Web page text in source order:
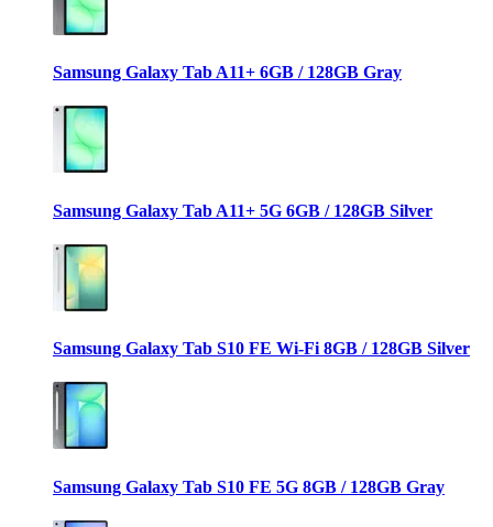
Samsung Galaxy Tab A11+ 6GB / 128GB Gray
Samsung Galaxy Tab A11+ 5G 6GB / 128GB Silver
Samsung Galaxy Tab S10 FE Wi-Fi 8GB / 128GB Silver
Samsung Galaxy Tab S10 FE 5G 8GB / 128GB Gray